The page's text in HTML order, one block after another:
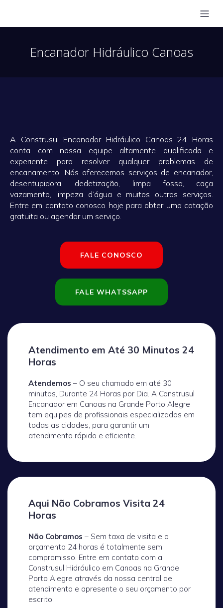
Encanador Hidráulico Canoas️
A Construsul Encanador Hidráulico Canoas 24 Horas
conta com nossa equipe altamente qualificada e
experiente para resolver qualquer problemas de
encanamento. Nós oferecemos serviços de encanador,
desentupidora, dedetização, limpa fossa, caça
vazamento, limpeza d’água e muitos outros serviços.
Entre em contato conosco hoje para obter uma cotação
gratuita ou agendar um serviço.
FALE CONOSCO
FALE WHATSSAPP
Atendimento em Até 30 Minutos 24
Horas
Atendemos – O seu chamado em até 30
minutos, Durante 24 Horas por Dia. A Construsul
Encanador em Canoas na Grande Porto Alegre
tem equipes de profissionais especializados em
todas as cidades, para garantir um
atendimento rápido e eficiente.
Aqui Não Cobramos Visita 24
Horas
Não Cobramos – Sem taxa de visita e o
orçamento 24 horas é totalmente sem
compromisso. Entre em contato com a
Construsul Hidráulico em Canoas na Grande
Porto Alegre através da nossa central de
atendimento e apresente o seu orçamento por
escrito.